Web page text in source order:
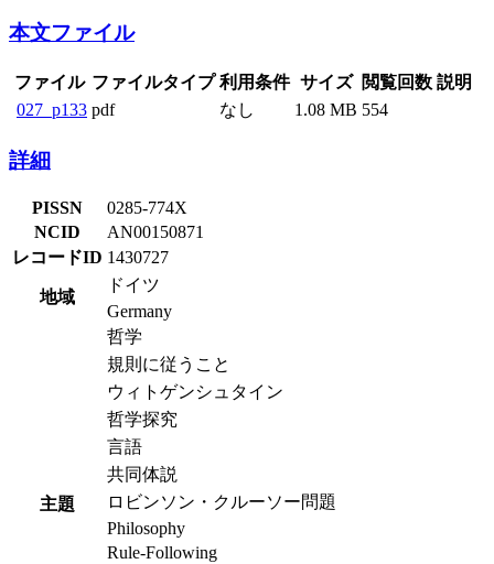
本文ファイル
ファイル ファイルタイプ 利用条件 サイズ 閲覧回数 説明
027_p133 pdf なし 1.08 MB 554
詳細
PISSN
0285-774X
NCID
AN00150871
レコードID 1430727
地域
ドイツ
Germany
主題
哲学
規則に従うこと
ウィトゲンシュタイン
哲学探究
言語
共同体説
ロビンソン・クルーソー問題
Philosophy
Rule-Following